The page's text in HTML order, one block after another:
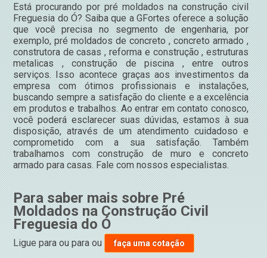
Está procurando por pré moldados na construção civil
Freguesia do Ó? Saiba que a GFortes oferece a solução
que você precisa no segmento de engenharia, por
exemplo, pré moldados de concreto , concreto armado ,
construtora de casas , reforma e construção , estruturas
metalicas , construção de piscina , entre outros
serviços. Isso acontece graças aos investimentos da
empresa com ótimos profissionais e instalações,
buscando sempre a satisfação do cliente e a excelência
em produtos e trabalhos. Ao entrar em contato conosco,
você poderá esclarecer suas dúvidas, estamos à sua
disposição, através de um atendimento cuidadoso e
comprometido com a sua satisfação. Também
trabalhamos com construção de muro e concreto
armado para casas. Fale com nossos especialistas.
Para saber mais sobre Pré
Moldados na Construção Civil
Freguesia do Ó
Ligue paraou paraou faça uma cotação